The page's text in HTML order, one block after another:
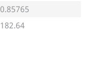
0.85765
182.64